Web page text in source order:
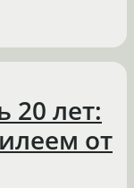
20 лет:
от